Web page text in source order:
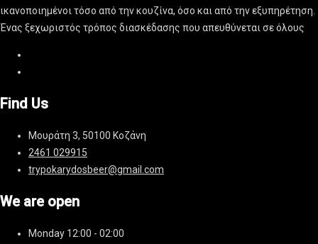
ικανοποιημένοι τόσο από την κουζίνα, όσο και από την εξυπηρέτηση.
Ένας ξεχωριστός τρόπος διασκέδασης που απευθύνεται σε όλους
Find Us
Μουράτη 3, 50100 Κοζάνη
2461 029915
trypokarydosbeer@gmail.com
We are open
Monday 12:00 - 02:00